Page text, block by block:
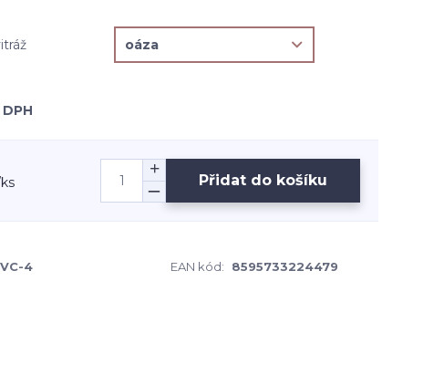
ks Přidat do košíku
4 EAN kód: 8595733224479